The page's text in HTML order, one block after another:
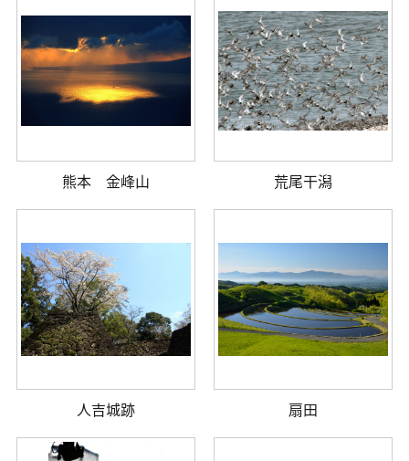
熊本 金峰山 荒尾干潟
人吉城跡 扇田